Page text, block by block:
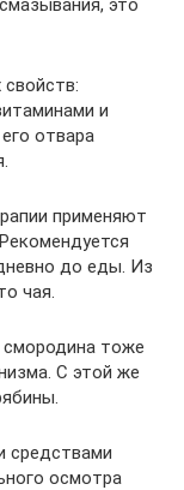
и
отвара
применяют
до еды. Из
чая.
смородина тоже
С этой же
средствами
осмотра